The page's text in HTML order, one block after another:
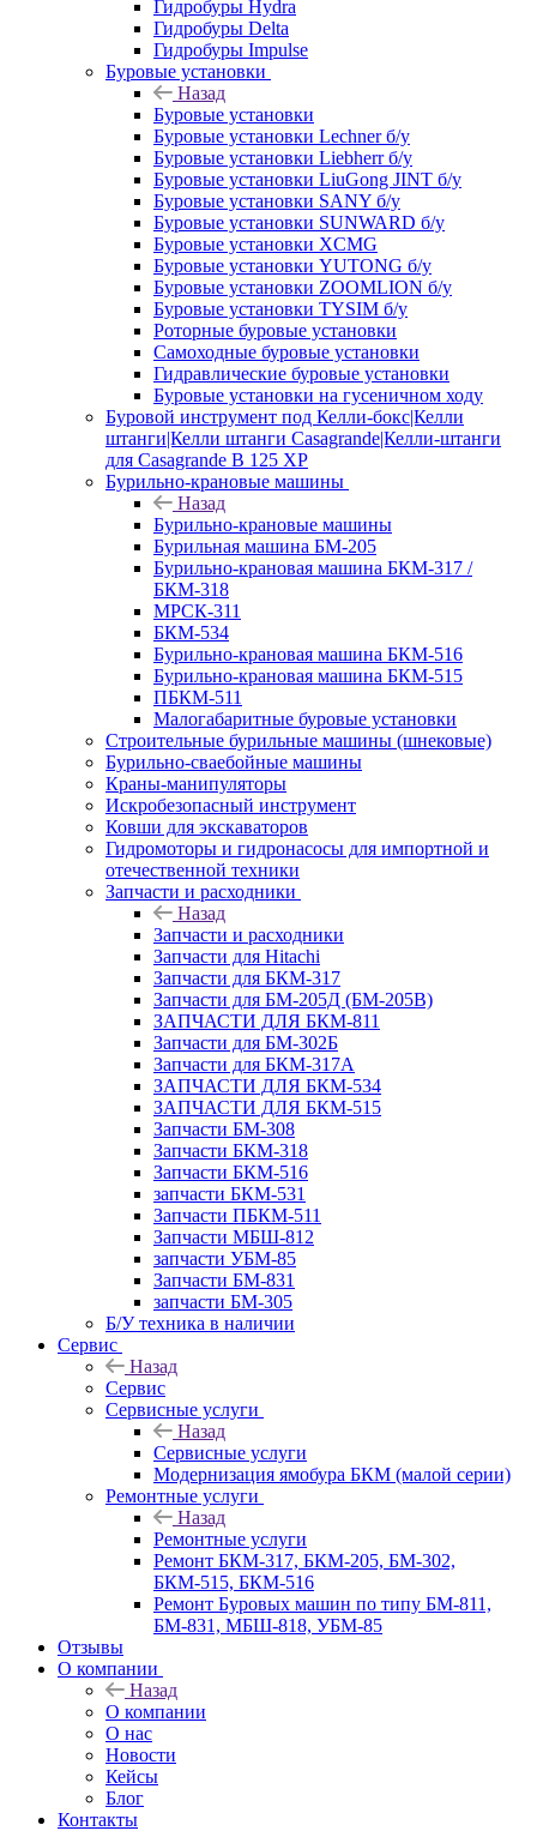
Гидробуры Hydra
Гидробуры Delta
Гидробуры Impulse
Буровые установки
Назад
Буровые установки
Буровые установки Lechner б/у
Буровые установки Liebherr б/у
Буровые установки LiuGong JINT б/у
Буровые установки SANY б/у
Буровые установки SUNWARD б/у
Буровые установки XCMG
Буровые установки YUTONG б/у
Буровые установки ZOOMLION б/у
Буровые установки TYSIM б/у
Роторные буровые установки
Самоходные буровые установки
Гидравлические буровые установки
Буровые установки на гусеничном ходу
Буровой инструмент под Келли-бокс|Келли
штанги|Келли штанги Casagrande|Келли-штанги
для Casagrande B 125 XP
Бурильно-крановые машины
Назад
Бурильно-крановые машины
Бурильная машина БМ-205
Бурильно-крановая машина БКМ-317 /
БКМ-318
МРСК-311
БКМ-534
Бурильно-крановая машина БКМ-516
Бурильно-крановая машина БКМ-515
ПБКМ-511
Малогабаритные буровые установки
Строительные бурильные машины (шнековые)
Бурильно-сваебойные машины
Краны-манипуляторы
Искробезопасный инструмент
Ковши для экскаваторов
Гидромоторы и гидронасосы для импортной и
отечественной техники
Запчасти и расходники
Назад
Запчасти и расходники
Запчасти для Hitachi
Запчасти для БКМ-317
Запчасти для БМ-205Д (БМ-205В)
ЗАПЧАСТИ ДЛЯ БКМ-811
Запчасти для БМ-302Б
Запчасти для БКМ-317А
ЗАПЧАСТИ ДЛЯ БКМ-534
ЗАПЧАСТИ ДЛЯ БКМ-515
Запчасти БМ-308
Запчасти БКМ-318
Запчасти БКМ-516
запчасти БКМ-531
Запчасти ПБКМ-511
Запчасти МБШ-812
запчасти УБМ-85
Запчасти БМ-831
запчасти БМ-305
Б/У техника в наличии
Сервис
Назад
Сервис
Сервисные услуги
Назад
Сервисные услуги
Модернизация ямобура БКМ (малой серии)
Ремонтные услуги
Назад
Ремонтные услуги
Ремонт БКМ-317, БКМ-205, БМ-302,
БКМ-515, БКМ-516
Ремонт Буровых машин по типу БМ-811,
БМ-831, МБШ-818, УБМ-85
Отзывы
О компании
Назад
О компании
О нас
Новости
Кейсы
Блог
Контакты